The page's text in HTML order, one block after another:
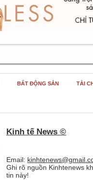
BẤT ĐỘNG SẢN TÀI
Kinh tế News ©
Email:
Ghi rõ nguồn Kinhtenews
tin này!